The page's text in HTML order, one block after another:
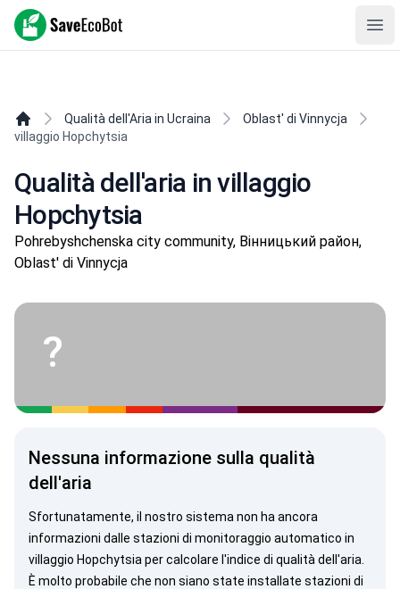
SaveEcoBot
Qualità dell'Aria in Ucraina
Oblast' di Vinnycja
villaggio Hopchytsia
Qualità dell'aria in villaggio
Hopchytsia
Pohrebyshchenska city community, Вінницький район,
Oblast' di Vinnycja
?
Nessuna informazione sulla qualità
dell'aria
Sfortunatamente, il nostro sistema non ha ancora
informazioni dalle stazioni di monitoraggio automatico in
villaggio Hopchytsia per calcolare l'indice di qualità dell'aria.
È molto probabile che non siano state installate stazioni di